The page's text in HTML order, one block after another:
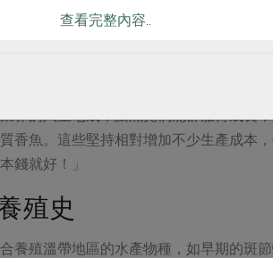
界的六至七成，讓魚兒們能舒服得成長
香魚。這些堅持相對增加不少生產成本
錢就好！」
殖史
養殖溫帶地區的水產物種，如早期的斑
查看完整內容..